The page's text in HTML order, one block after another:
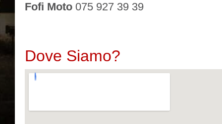
Fofi Moto 075 927 39 39
Dove Siamo?